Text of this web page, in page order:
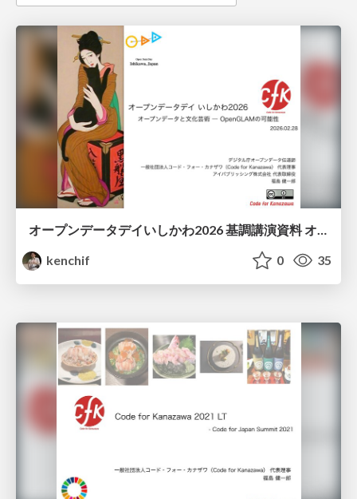
オープンデータデイいしかわ2026 基調講演資料 オープンデータと文化芸術 - OpenGLAMの可能性
kenchif
0 35